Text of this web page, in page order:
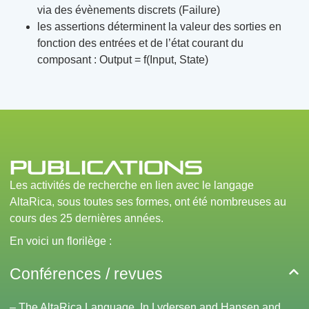
via des évènements discrets (Failure)
les assertions déterminent la valeur des sorties en
fonction des entrées et de l’état courant du
composant : Output = f(Input, State)
Publications
Les activités de recherche en lien avec le langage
AltaRica, sous toutes ses formes, ont été nombreuses au
cours des 25 dernières années.
En voici un florilège :
Conférences / revues